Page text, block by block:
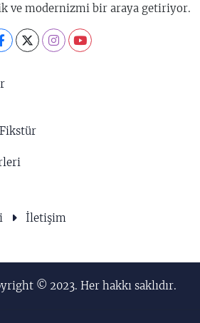
ve modernizmi bir araya getiriyor.
İletişim
© 2023. Her hakkı saklıdır.